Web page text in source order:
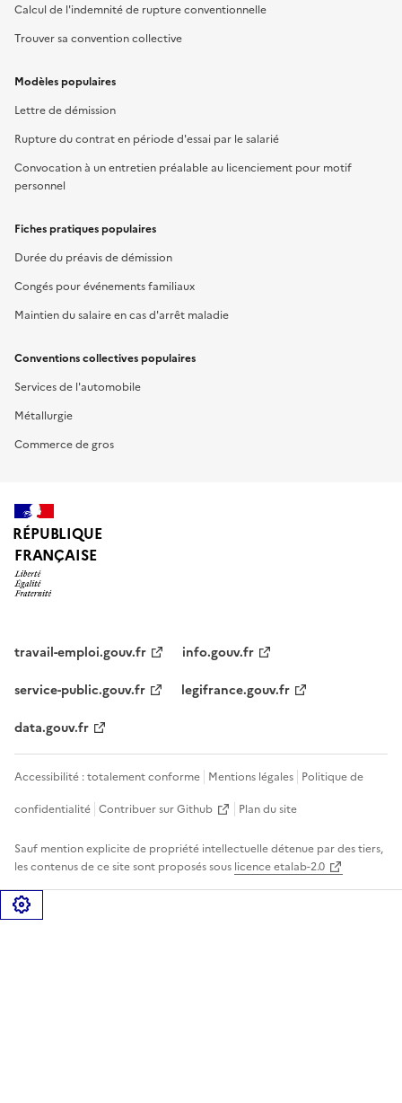
Calcul de l'indemnité de rupture conventionnelle
Trouver sa convention collective
Modèles populaires
Lettre de démission
Rupture du contrat en période d'essai par le salarié
Convocation à un entretien préalable au licenciement pour motif
personnel
Fiches pratiques populaires
Durée du préavis de démission
Congés pour événements familiaux
Maintien du salaire en cas d'arrêt maladie
Conventions collectives populaires
Services de l'automobile
Métallurgie
Commerce de gros
RÉPUBLIQUE
FRANÇAISE
travail-emploi.gouv.fr
info.gouv.fr
service-public.gouv.fr
legifrance.gouv.fr
data.gouv.fr
Accessibilité : totalement conforme Mentions légales Politique de
confidentialité Contribuer sur Github Plan du site
Sauf mention explicite de propriété intellectuelle détenue par des tiers,
les contenus de ce site sont proposés sous licence etalab-2.0
Gérer les cookies